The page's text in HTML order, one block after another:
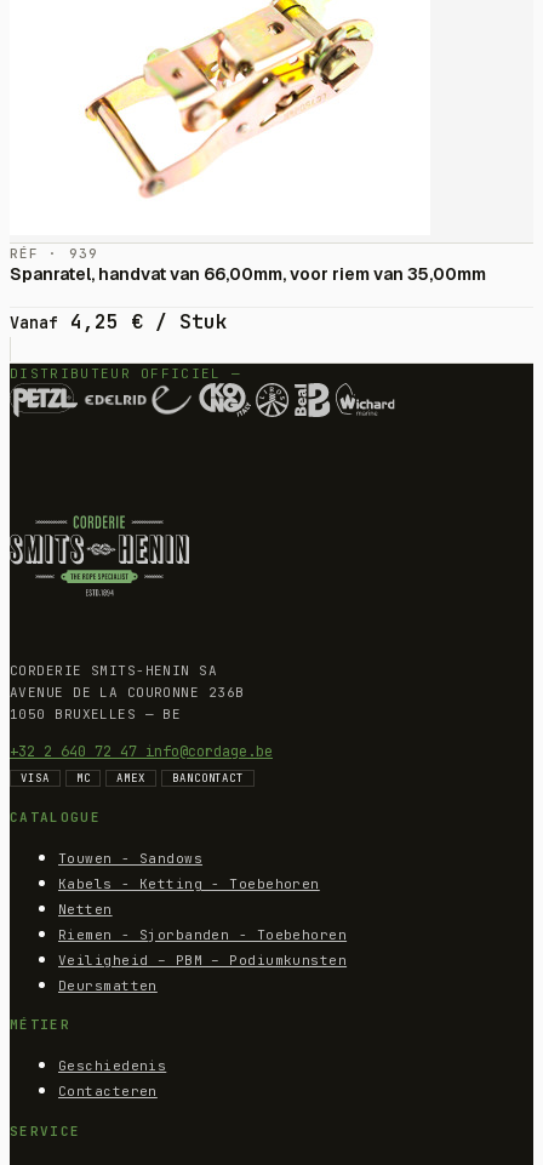
RÉF · 939
Spanratel, handvat van 66,00mm, voor riem van 35,00mm
Vanaf 4,25 € / Stuk
DISTRIBUTEUR OFFICIEL —
CORDERIE SMITS-HENIN SA
AVENUE DE LA COURONNE 236B
1050 BRUXELLES — BE
+32 2 640 72 47 info@cordage.be
VISA MC AMEX BANCONTACT
CATALOGUE
Touwen - Sandows
Kabels - Ketting - Toebehoren
Netten
Riemen - Sjorbanden - Toebehoren
Veiligheid – PBM – Podiumkunsten
Deursmatten
MÉTIER
Geschiedenis
Contacteren
SERVICE